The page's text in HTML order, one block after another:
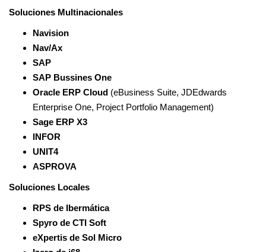
Soluciones Multinacionales
Navision
Nav/Ax
SAP
SAP Bussines One
Oracle ERP Cloud (eBusiness Suite, JDEdwards
Enterprise One, Project Portfolio Management)
Sage ERP X3
INFOR
UNIT4
ASPROVA
Soluciones Locales
RPS de
Ibermática
Spyro de CTI Soft
eXpertis de Sol Micro